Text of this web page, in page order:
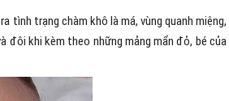
tình trạng chàm khô là má, vùng quanh miệng,
đôi khi kèm theo những mảng mẩn đỏ, bé của